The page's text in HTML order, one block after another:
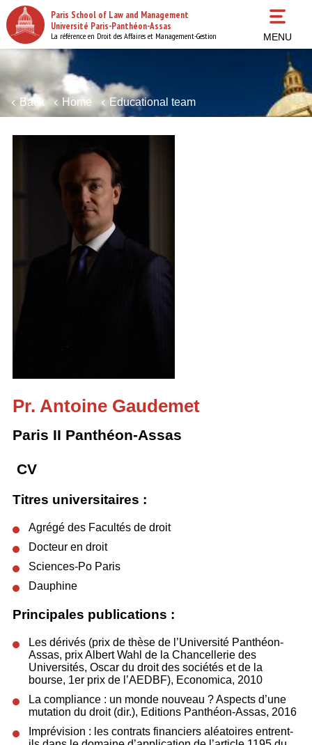
Skip
to
main
content
Paris School of Law and Management
Université Paris-Panthéon-Assas
La référence en Droit des Affaires et Management-Gestion MENU
Back Home Educational team
Pr. Antoine Gaudemet
Paris II Panthéon-Assas
CV
Titres universitaires :
Agrégé des Facultés de droit
Docteur en droit
Sciences-Po Paris
Dauphine
Principales publications :
Les dérivés (prix de thèse de l’Université Panthéon-
Assas, prix Albert Wahl de la Chancellerie des
Universités, Oscar du droit des sociétés et de la
bourse, 1er prix de l’AEDBF), Economica, 2010
La compliance : un monde nouveau ? Aspects d’une
mutation du droit (dir.), Editions Panthéon-Assas, 2016
Imprévision : les contrats financiers aléatoires entrent-